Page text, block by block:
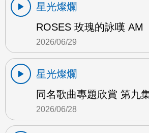
星光燦爛
ROSES 玫瑰的詠嘆 AM
2026/06/29
星光燦爛
同名歌曲專題欣賞 第九
2026/06/28